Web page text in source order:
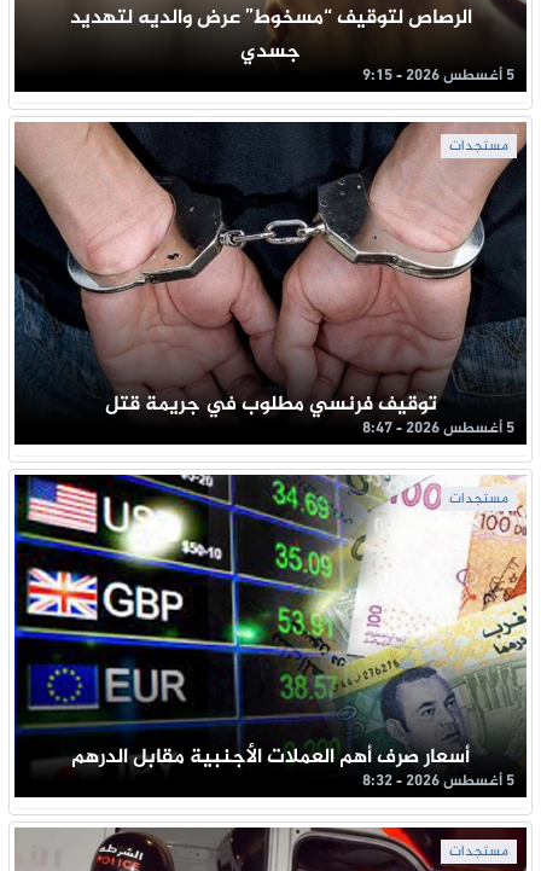
الرصاص لتوقيف “مسخوط” عرض والديه لتهديد
جسدي
5 أغسطس 2026 - 9:15
مستجدات
توقيف فرنسي مطلوب في جريمة قتل
5 أغسطس 2026 - 8:47
مستجدات
أسعار صرف أهم العملات الأجنبية مقابل الدرهم
5 أغسطس 2026 - 8:32
مستجدات